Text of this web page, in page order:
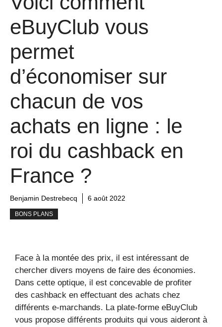
eBuyClub vous
permet
d’économiser sur
chacun de vos
achats en ligne : le
roi du cashback en
France ?
Benjamin Destrebecq 6 août 2022
BONS PLANS
Face à la montée des prix, il est intéressant de
chercher divers moyens de faire des économies.
Dans cette optique, il est concevable de profiter
des cashback en effectuant des achats chez
différents e-marchands. La plate-forme eBuyClub
vous propose différents produits qui vous aideront à